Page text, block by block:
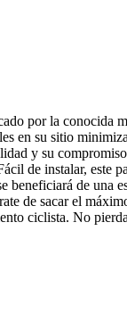
por la conocida
en su sitio
y su
de instalar, este
de una
de sacar el
ciclista. No